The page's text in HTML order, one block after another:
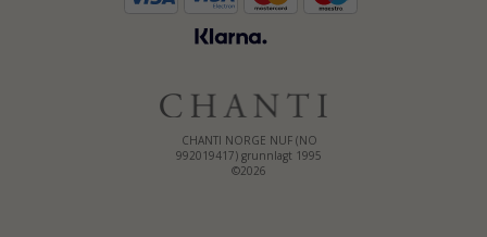
CHANTI NORGE NUF (NO
992019417) grunnlagt 1995
©2026